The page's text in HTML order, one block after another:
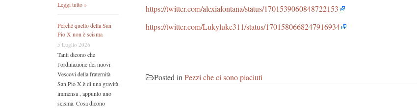
Leggi tutto »
Perché quello della San
Pio X non è scisma
5 Luglio 2026
Tanti dicono che
l’ordinazione dei nuovi
Vescovi della fraternità
San Pio X è di una gravità
immensa , appunto uno
scisma. Cosa dicono
https://twitter.com/alexiafontana/status/1701539060848722153
https://twitter.com/Lukyluke311/status/1701580668247916934
Posted in Pezzi che ci sono piaciuti